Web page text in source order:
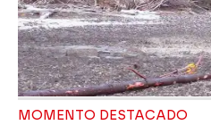
MOMENTO DESTACADO